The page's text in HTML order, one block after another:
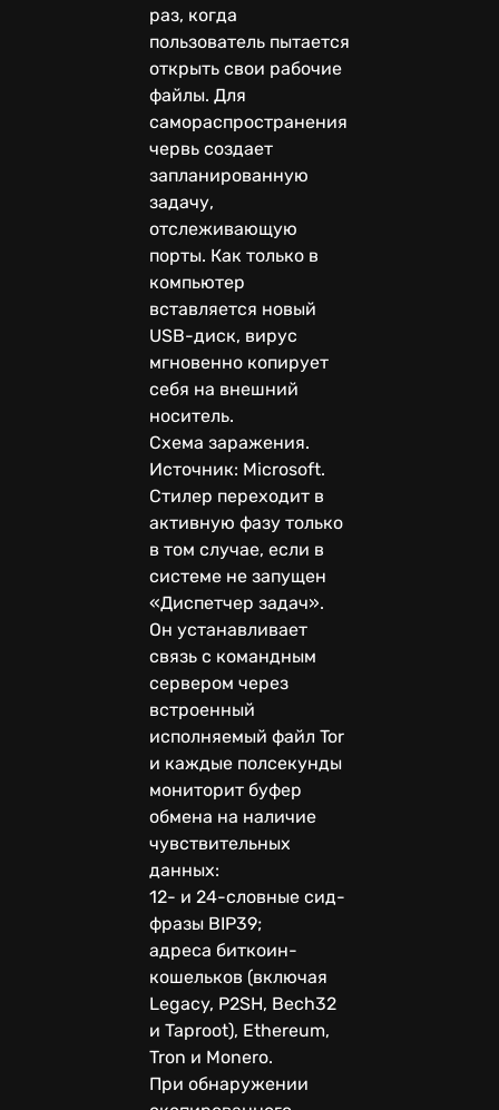
раз, когда
пользователь пытается
открыть свои рабочие
файлы. Для
самораспространения
червь создает
запланированную
задачу,
отслеживающую
порты. Как только в
компьютер
вставляется новый
USB-диск, вирус
мгновенно копирует
себя на внешний
носитель.
Схема заражения.
Источник: Microsoft.
Стилер переходит в
активную фазу только
в том случае, если в
системе не запущен
«Диспетчер задач».
Он устанавливает
связь с командным
сервером через
встроенный
исполняемый файл Tor
и каждые полсекунды
мониторит буфер
обмена на наличие
чувствительных
данных:
12- и 24-словные сид-
фразы BIP39;
адреса биткоин-
кошельков (включая
Legacy, P2SH, Bech32
и Taproot), Ethereum,
Tron и Monero.
При обнаружении